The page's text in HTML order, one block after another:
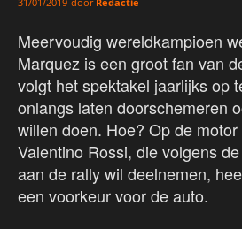
Meervoudig wereldkampioen
Marquez is een groot fan van
volgt het spektakel jaarlijks op
onlangs laten doorschemeren
willen doen. Hoe? Op de
Valentino Rossi, die volgens
aan de rally wil deelnemen,
een voorkeur voor de auto.